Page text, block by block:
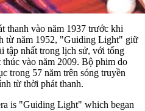
thanh vào năm 1937 trước khi
từ năm 1952, "Guiding Light" giữ
tập nhất trong lịch sử, với tổng
vào năm 2009. Bộ phim do
trong 57 năm trên sóng truyền
từ thời phát thanh.